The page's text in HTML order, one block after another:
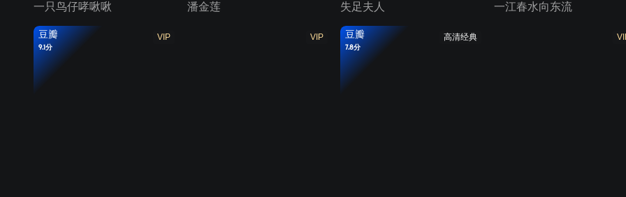
一只鸟仔哮啾啾 潘金莲 失足夫人 一江春水向东流
VIP
豆瓣
9.1分
VIP 高清经典
豆瓣
7.8分